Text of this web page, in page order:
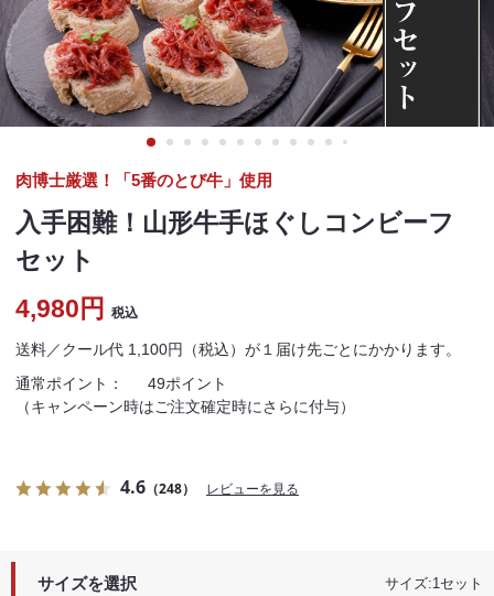
入手困難！山形牛手ほぐしコンビーフ
セット
肉博士厳選！「5番のとび牛」使用
4,980円 税込
通常ポイント：
49ポイント
（キャンペーン時はご注文確定時にさらに付与）
送料／クール代 1,100円（税込）が１届け先ごとにかかります。
4.6 （248） レビューを見る
サイズを選択 サイズ:1セット